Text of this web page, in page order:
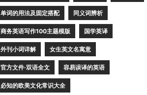
单词的用法及固定搭配 同义词辨析
商务英语写作100主题模版 国学英译
外刊小词详解 女生英文名寓意
官方文件·双语全文 容易误译的英语
必知的欧美文化常识大全